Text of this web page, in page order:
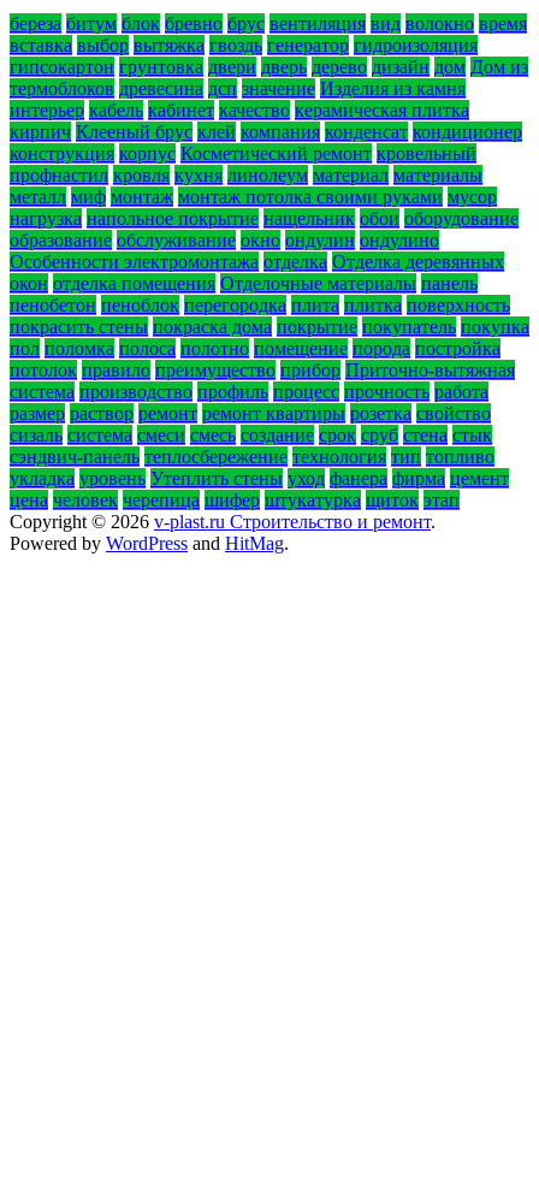
береза битум блок бревно брус вентиляция вид волокно время
вставка выбор вытяжка гвоздь генератор гидроизоляция
гипсокартон грунтовка двери дверь дерево дизайн дом Дом из
термоблоков древесина дсп значение Изделия из камня
интерьер кабель кабинет качество керамическая плитка
кирпич Клееный брус клей компания конденсат кондиционер
конструкция корпус Косметический ремонт кровельный
профнастил кровля кухня линолеум материал материалы
металл миф монтаж монтаж потолка своими руками мусор
нагрузка напольное покрытие нащельник обои оборудование
образование обслуживание окно ондулин ондулино
Особенности электромонтажа отделка Отделка деревянных
окон отделка помещения Отделочные материалы панель
пенобетон пеноблок перегородка плита плитка поверхность
покрасить стены покраска дома покрытие покупатель покупка
пол поломка полоса полотно помещение порода постройка
потолок правило преимущество прибор Приточно-вытяжная
система производство профиль процесс прочность работа
размер раствор ремонт ремонт квартиры розетка свойство
сизаль система смеси смесь создание срок сруб стена стык
сэндвич-панель теплосбережение технология тип топливо
укладка уровень Утеплить стены уход фанера фирма цемент
цена человек черепица шифер штукатурка щиток этап
Copyright © 2026 v-plast.ru Строительство и ремонт.
Powered by WordPress and HitMag.